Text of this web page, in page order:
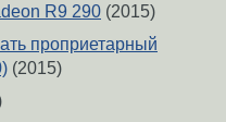
R9 290 (2015)
проприетарный
(2015)